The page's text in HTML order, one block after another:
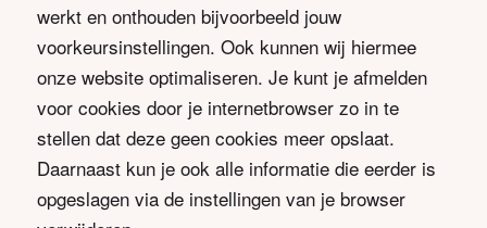
werkt en onthouden bijvoorbeeld jouw
voorkeursinstellingen. Ook kunnen wij hiermee
onze website optimaliseren. Je kunt je afmelden
voor cookies door je internetbrowser zo in te
stellen dat deze geen cookies meer opslaat.
Daarnaast kun je ook alle informatie die eerder is
opgeslagen via de instellingen van je browser